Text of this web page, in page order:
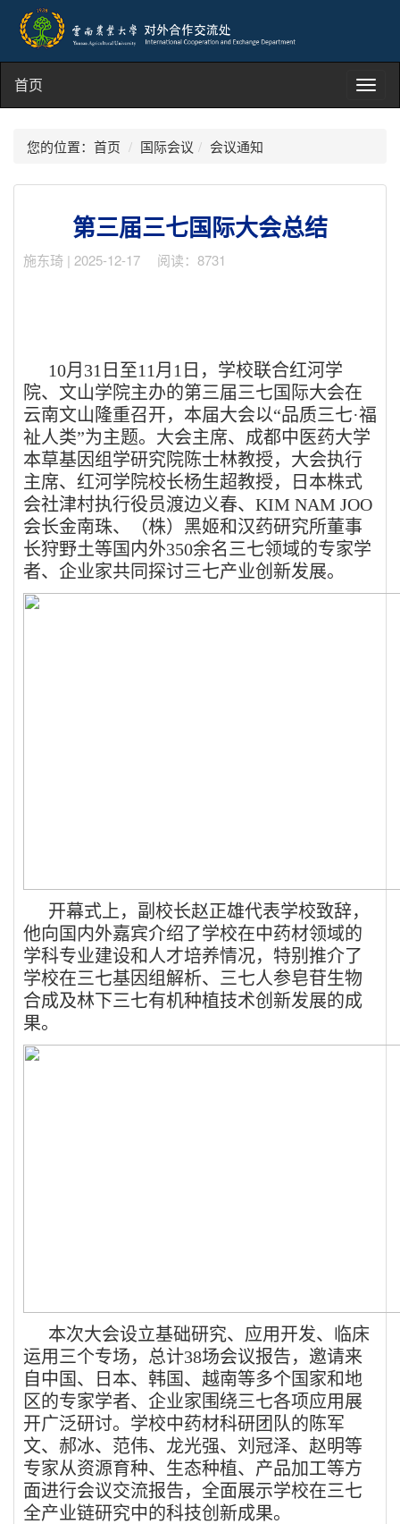
首页
您的位置： 首页 国际会议 会议通知
第三届三七国际大会总结
施东琦 | 2025-12-17 阅读：8731
10月 31 日至11 月 1 日，学校联合红河学
院、文山学院主办的第三届三七国际大会在
云南文山隆重召开，本届大会以“品质三七·福
祉人类”为主题。大会主席、成都中医药大学
本草基因组学研究院陈士林教授，大会执行
主席、红河学院校长杨生超教授，日本株式
会社津村执行役员渡边义春、 KIM NAM JOO
会长金南珠、（株）黑姬和汉药研究所董事
长狩野土等国内外350余名三七领域的专家学
者、企业家共同探讨三七产业创新发展。
开幕式上，副校长赵正雄代表学校致辞，
他向国内外嘉宾介绍了学校在中药材领域的
学科专业建设和人才培养情况，特别推介了
学校在三七基因组解析、三七人参皂苷生物
合成及林下三七有机种植技术创新发展的成
果。
本次大会设立基础研究、应用开发、临床
运用三个专场，总计38场会议报告，邀请来
自中国、日本、韩国、越南等多个国家和地
区的专家学者、企业家围绕三七各项应用展
开广泛研讨。学校中药材科研团队的陈军
文、郝冰、范伟、龙光强、刘冠泽、赵明等
专家从资源育种、生态种植、产品加工等方
面进行会议交流报告，全面展示学校在三七
全产业链研究中的科技创新成果。